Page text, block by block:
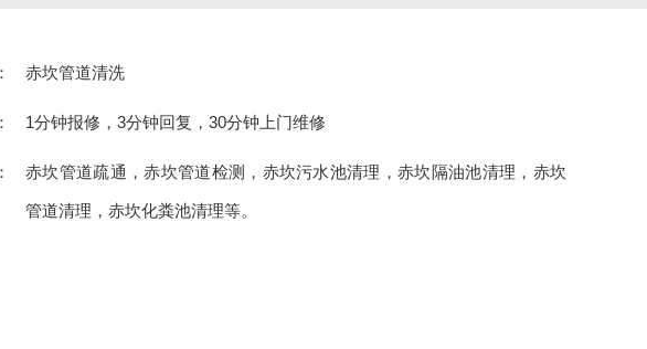
赤坎管道清洗
1分钟报修，3分钟回复，30分钟上门维修
赤坎管道疏通，赤坎管道检测，赤坎污水池清理，赤坎隔油池清理，赤坎
管道清理，赤坎化粪池清理等。